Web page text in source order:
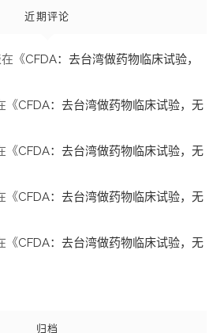
近期评论
《CFDA：去台湾做药物临床试验，
《CFDA：去台湾做药物临床试验，无
《CFDA：去台湾做药物临床试验，无
《CFDA：去台湾做药物临床试验，无
《CFDA：去台湾做药物临床试验，无
归档